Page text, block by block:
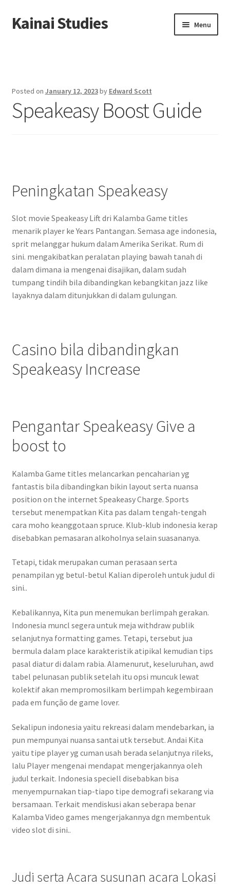
Skip
to
Skip
to
Kainai Studies Menu
Contact us
Posted on January 12, 2023by Edward Scott
Speakeasy Boost Guide
Peningkatan Speakeasy
Slot movie Speakeasy Lift dri Kalamba Game titles
menarik player ke Years Pantangan. Semasa age indonesia,
sprit melanggar hukum dalam Amerika Serikat. Rum di
sini. mengakibatkan peralatan playing bawah tanah di
dalam dimana ia mengenai disajikan, dalam sudah
tumpang tindih bila dibandingkan kebangkitan jazz like
layaknya dalam ditunjukkan di dalam gulungan.
Casino bila dibandingkan
Speakeasy Increase
Pengantar Speakeasy Give a
boost to
Kalamba Game titles melancarkan pencaharian yg
fantastis bila dibandingkan bikin layout serta nuansa
position on the internet Speakeasy Charge. Sports
tersebut menempatkan Kita pas dalam tengah-tengah
cara moho keanggotaan spruce. Klub-klub indonesia kerap
disebabkan pemasaran alkoholnya selain suasananya.
Tetapi, tidak merupakan cuman perasaan serta
penampilan yg betul-betul Kalian diperoleh untuk judul di
sini..
Kebalikannya, Kita pun menemukan berlimpah gerakan.
Indonesia muncl segera untuk meja withdraw publik
selanjutnya formatting games. Tetapi, tersebut jua
bermula dalam place karakteristik atipikal kemudian tips
pasal diatur di dalam rabia. Alamenurut, keseluruhan, awd
tabel pelunasan publik setelah itu opsi muncuk lewat
kolektif akan mempromosilkam berlimpah kegembiraan
pada em função de game lover.
Sekalipun indonesia yaitu rekreasi dalam mendebarkan, ia
pun mempunyai nuansa santai utk tersebut. Andai Kita
yaitu tipe player yg cuman usah berada selanjutnya rileks,
lalu Player mengenai mendapat mengerjakannya oleh
judul terkait. Indonesia speciell disebabkan bisa
menyempurnakan tiap-tiapo tipe demografi sekarang via
bersamaan. Terkait mendiskusi akan seberapa benar
Kalamba Video games mengerjakannya dgn membentuk
video slot di sini..
Judi serta Acara susunan acara Lokasi